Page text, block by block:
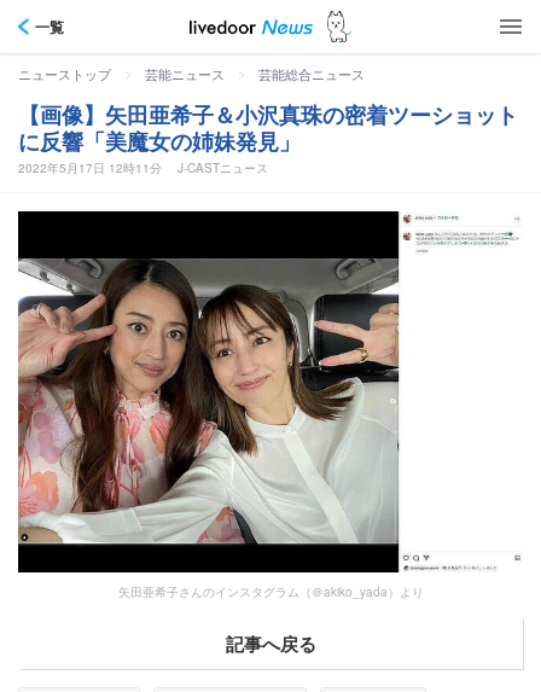
一覧
ニューストップ > 芸能ニュース > 芸能総合ニュース
【画像】矢田亜希子＆小沢真珠の密着ツーショット
に反響「美魔女の姉妹発見」
2022年5月17日 12時11分 J-CASTニュース
矢田亜希子さんのインスタグラム（＠akiko_yada）より
記事へ戻る